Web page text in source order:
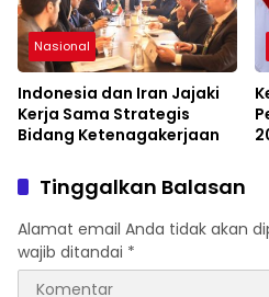
Nasional
Indonesia dan Iran Jajaki
Kerja Sama Strategis
Bidang Ketenagakerjaan
Tinggalkan Balasan
Alamat email Anda tidak akan
wajib ditandai *